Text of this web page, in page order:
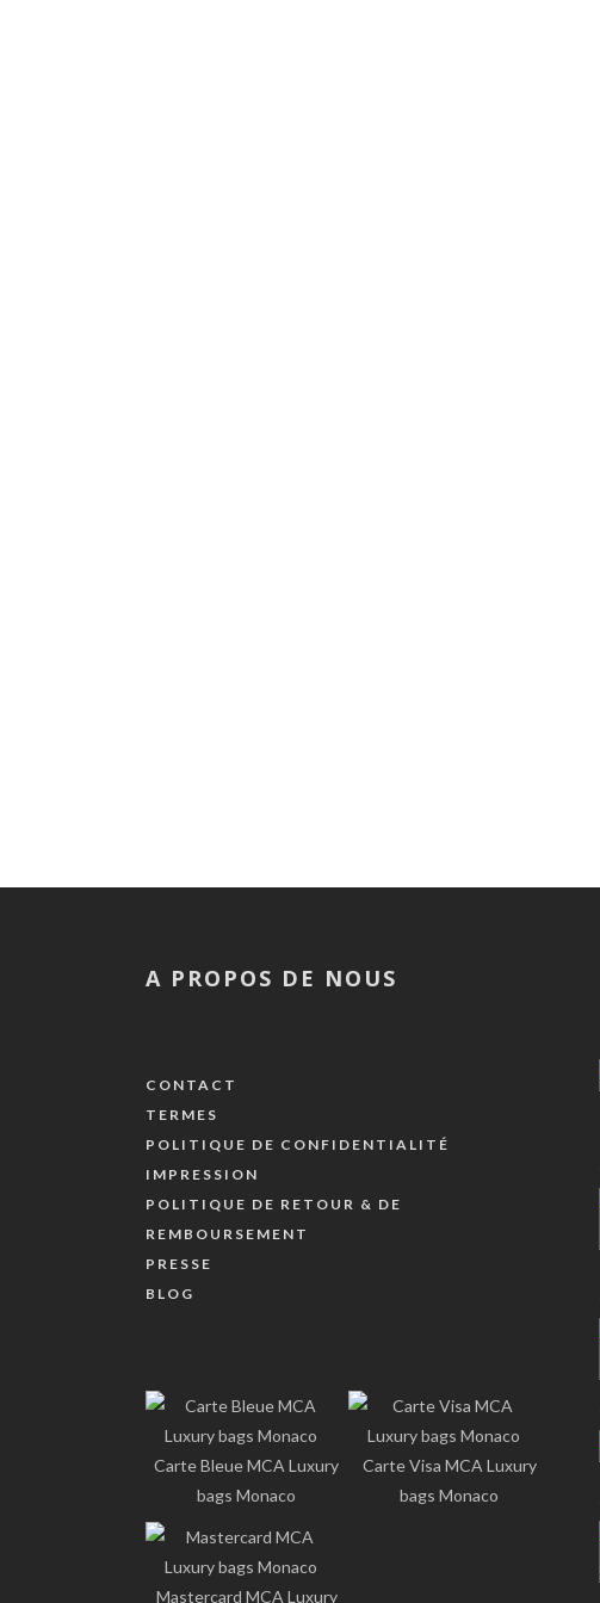
A PROPOS DE NOUS
CONTACT
TERMES
POLITIQUE DE CONFIDENTIALITÉ
IMPRESSION
POLITIQUE DE RETOUR & DE
REMBOURSEMENT
PRESSE
BLOG
Carte Bleue MCA Luxury
bags Monaco
Carte Visa MCA Luxury
bags Monaco
Mastercard MCA Luxury